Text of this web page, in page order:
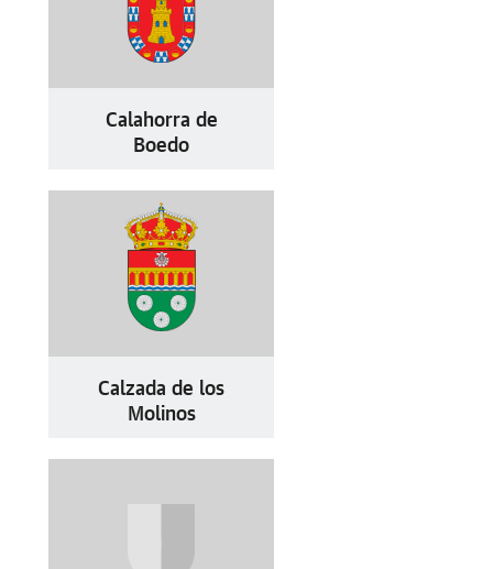
Calahorra de
Boedo
Calzada de los
Molinos